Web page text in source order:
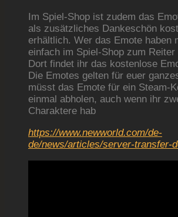
Im Spiel-Shop ist zudem das
als zusätzliches Dankeschön
erhältlich. Wer das Emote haben
einfach im Spiel-Shop zum Reiter
Dort findet ihr das kostenlose
Die Emotes gelten für euer
müsst das Emote für ein Steam-
einmal abholen, auch wenn ihr
Charaktere hab
https://www.newworld.com/de-
de/news/articles/server-transfer-